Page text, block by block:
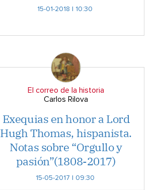
15-01-2018 | 10:30
El correo de la historia
Carlos Rilova
Exequias en honor a Lord
Hugh Thomas, hispanista.
Notas sobre “Orgullo y
pasión”(1808-2017)
15-05-2017 | 09:30